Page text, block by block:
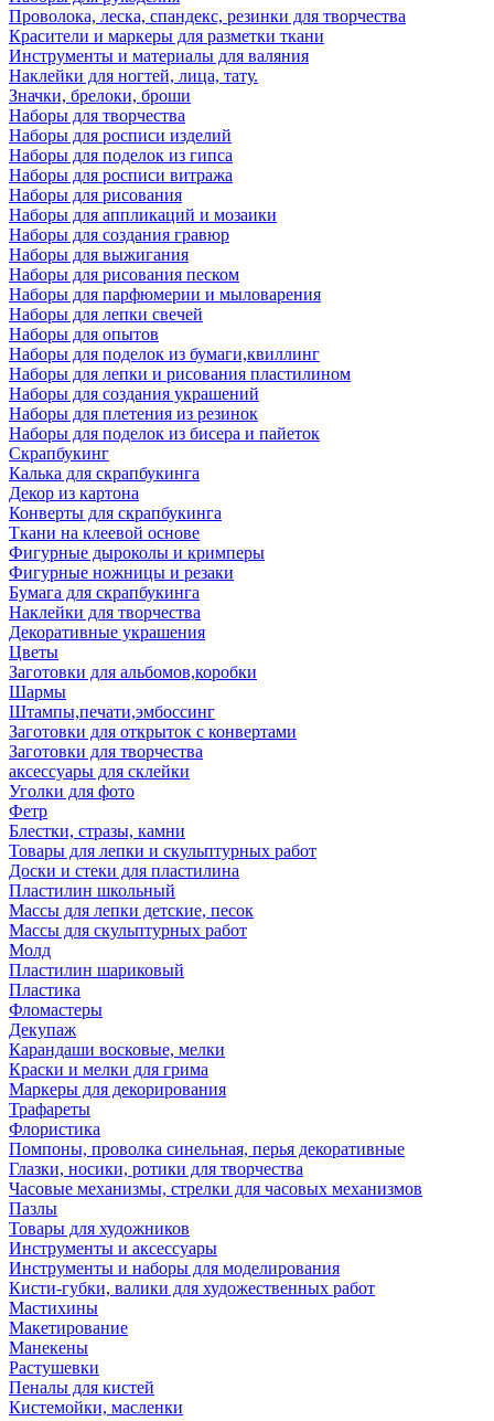
Проволока, леска, спандекс, резинки для творчества
Красители и маркеры для разметки ткани
Инструменты и материалы для валяния
Наклейки для ногтей, лица, тату.
Значки, брелоки, броши
Наборы для творчества
Наборы для росписи изделий
Наборы для поделок из гипса
Наборы для росписи витража
Наборы для рисования
Наборы для аппликаций и мозаики
Наборы для создания гравюр
Наборы для выжигания
Наборы для рисования песком
Наборы для парфюмерии и мыловарения
Наборы для лепки свечей
Наборы для опытов
Наборы для поделок из бумаги,квиллинг
Наборы для лепки и рисования пластилином
Наборы для создания украшений
Наборы для плетения из резинок
Наборы для поделок из бисера и пайеток
Скрапбукинг
Калька для скрапбукинга
Декор из картона
Конверты для скрапбукинга
Ткани на клеевой основе
Фигурные дыроколы и кримперы
Фигурные ножницы и резаки
Бумага для скрапбукинга
Наклейки для творчества
Декоративные украшения
Цветы
Заготовки для альбомов,коробки
Шармы
Штампы,печати,эмбоссинг
Заготовки для открыток с конвертами
Заготовки для творчества
аксессуары для склейки
Уголки для фото
Фетр
Блестки, стразы, камни
Товары для лепки и скульптурных работ
Доски и стеки для пластилина
Пластилин школьный
Массы для лепки детские, песок
Массы для скульптурных работ
Молд
Пластилин шариковый
Пластика
Фломастеры
Декупаж
Карандаши восковые, мелки
Краски и мелки для грима
Маркеры для декорирования
Трафареты
Флористика
Помпоны, проволка синельная, перья декоративные
Глазки, носики, ротики для творчества
Часовые механизмы, стрелки для часовых механизмов
Пазлы
Товары для художников
Инструменты и аксессуары
Инструменты и наборы для моделирования
Кисти-губки, валики для художественных работ
Мастихины
Макетирование
Манекены
Растушевки
Пеналы для кистей
Кистемойки, масленки